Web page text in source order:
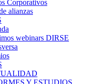
Corporativos
alianzas
webinars DIRSE
Y ESTUDIOS